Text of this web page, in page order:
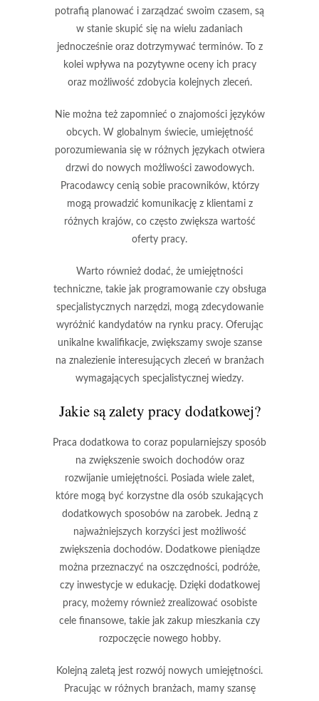
potrafią planować i zarządzać swoim czasem, są
w stanie skupić się na wielu zadaniach
jednocześnie oraz dotrzymywać terminów. To z
kolei wpływa na pozytywne oceny ich pracy
oraz możliwość zdobycia kolejnych zleceń.
Nie można też zapomnieć o znajomości języków
obcych. W globalnym świecie, umiejętność
porozumiewania się w różnych językach otwiera
drzwi do nowych możliwości zawodowych.
Pracodawcy cenią sobie pracowników, którzy
mogą prowadzić komunikację z klientami z
różnych krajów, co często zwiększa wartość
oferty pracy.
Warto również dodać, że umiejętności
techniczne, takie jak programowanie czy obsługa
specjalistycznych narzędzi, mogą zdecydowanie
wyróżnić kandydatów na rynku pracy. Oferując
unikalne kwalifikacje, zwiększamy swoje szanse
na znalezienie interesujących zleceń w branżach
wymagających specjalistycznej wiedzy.
Jakie są zalety pracy dodatkowej?
Praca dodatkowa to coraz popularniejszy sposób
na zwiększenie swoich dochodów oraz
rozwijanie umiejętności. Posiada wiele zalet,
które mogą być korzystne dla osób szukających
dodatkowych sposobów na zarobek. Jedną z
najważniejszych korzyści jest możliwość
zwiększenia dochodów. Dodatkowe pieniądze
można przeznaczyć na oszczędności, podróże,
czy inwestycje w edukację. Dzięki dodatkowej
pracy, możemy również zrealizować osobiste
cele finansowe, takie jak zakup mieszkania czy
rozpoczęcie nowego hobby.
Kolejną zaletą jest rozwój nowych umiejętności.
Pracując w różnych branżach, mamy szansę